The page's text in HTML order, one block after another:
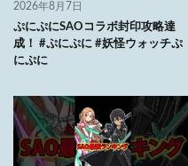
2026年8月7日
ぷにぷにSAOコラボ封印攻略達
成！ #ぷにぷに #妖怪ウォッチぷ
にぷに